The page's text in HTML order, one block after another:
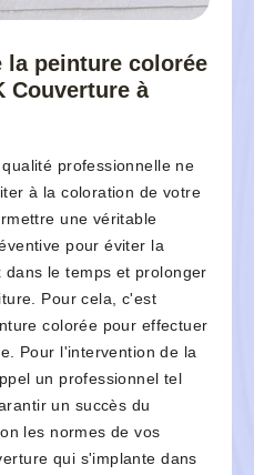
la peinture colorée
Couverture à
professionnelle ne
à la coloration de votre
une véritable
pour éviter la
le temps et prolonger
Pour cela, c'est
colorée pour effectuer
Pour l'intervention de la
un professionnel tel
un succès du
les normes de vos
qui s'implante dans